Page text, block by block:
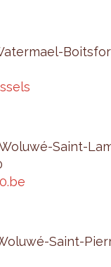
Saint-
Saint-